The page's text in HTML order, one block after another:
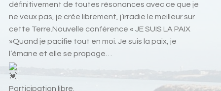
définitivement de toutes résonances avec ce que je
ne veux pas, je crée librement, j’irradie le meilleur sur
cette Terre.Nouvelle conférence « JE SUIS LA PAIX
»Quand je pacifie tout en moi. Je suis la paix, je
l’émane et elle se propage…
Participation libre.